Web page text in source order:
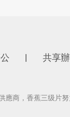
共享
，香蕉三级片努